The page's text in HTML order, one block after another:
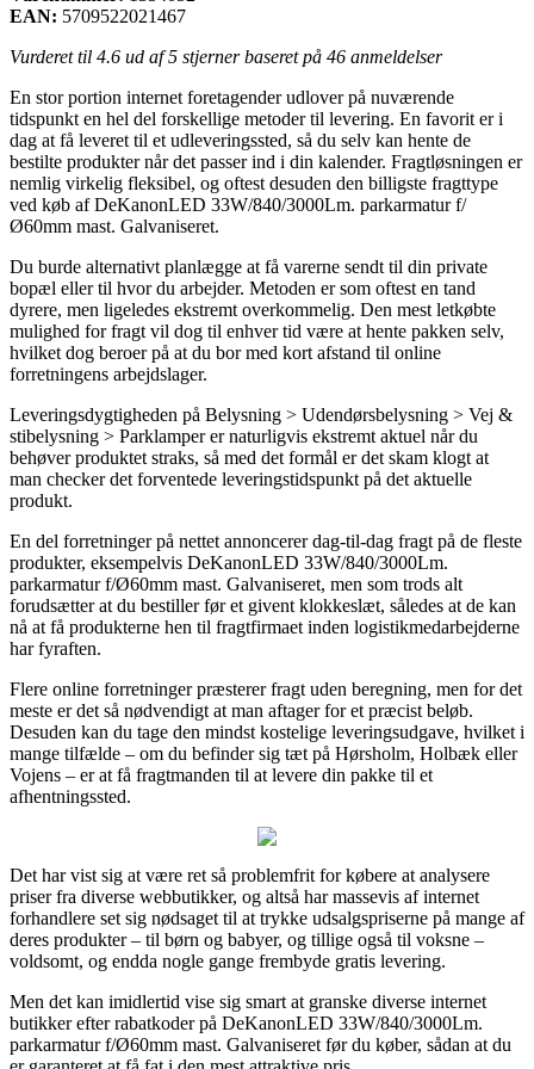
EAN: 5709522021467
Vurderet til 4.6 ud af 5 stjerner baseret på 46 anmeldelser
En stor portion internet foretagender udlover på nuværende
tidspunkt en hel del forskellige metoder til levering. En favorit er i
dag at få leveret til et udleveringssted, så du selv kan hente de
bestilte produkter når det passer ind i din kalender. Fragtløsningen er
nemlig virkelig fleksibel, og oftest desuden den billigste fragttype
ved køb af DeKanonLED 33W/840/3000Lm. parkarmatur f/
Ø60mm mast. Galvaniseret.
Du burde alternativt planlægge at få varerne sendt til din private
bopæl eller til hvor du arbejder. Metoden er som oftest en tand
dyrere, men ligeledes ekstremt overkommelig. Den mest letkøbte
mulighed for fragt vil dog til enhver tid være at hente pakken selv,
hvilket dog beroer på at du bor med kort afstand til online
forretningens arbejdslager.
Leveringsdygtigheden på Belysning > Udendørsbelysning > Vej &
stibelysning > Parklamper er naturligvis ekstremt aktuel når du
behøver produktet straks, så med det formål er det skam klogt at
man checker det forventede leveringstidspunkt på det aktuelle
produkt.
En del forretninger på nettet annoncerer dag-til-dag fragt på de fleste
produkter, eksempelvis DeKanonLED 33W/840/3000Lm.
parkarmatur f/Ø60mm mast. Galvaniseret, men som trods alt
forudsætter at du bestiller før et givent klokkeslæt, således at de kan
nå at få produkterne hen til fragtfirmaet inden logistikmedarbejderne
har fyraften.
Flere online forretninger præsterer fragt uden beregning, men for det
meste er det så nødvendigt at man aftager for et præcist beløb.
Desuden kan du tage den mindst kostelige leveringsudgave, hvilket i
mange tilfælde – om du befinder sig tæt på Hørsholm, Holbæk eller
Vojens – er at få fragtmanden til at levere din pakke til et
afhentningssted.
Det har vist sig at være ret så problemfrit for købere at analysere
priser fra diverse webbutikker, og altså har massevis af internet
forhandlere set sig nødsaget til at trykke udsalgspriserne på mange af
deres produkter – til børn og babyer, og tillige også til voksne –
voldsomt, og endda nogle gange frembyde gratis levering.
Men det kan imidlertid vise sig smart at granske diverse internet
butikker efter rabatkoder på DeKanonLED 33W/840/3000Lm.
parkarmatur f/Ø60mm mast. Galvaniseret før du køber, sådan at du